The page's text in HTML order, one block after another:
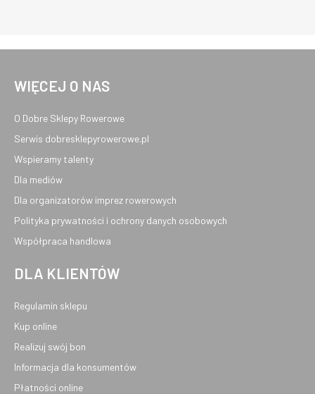
WIĘCEJ O NAS
O Dobre Sklepy Rowerowe
Serwis dobresklepyrowerowe.pl
Wspieramy talenty
Dla mediów
Dla organizatorów imprez rowerowych
Polityka prywatności i ochrony danych osobowych
Współpraca handlowa
DLA KLIENTÓW
Regulamin sklepu
Kup online
Realizuj swój bon
Informacja dla konsumentów
Płatności online